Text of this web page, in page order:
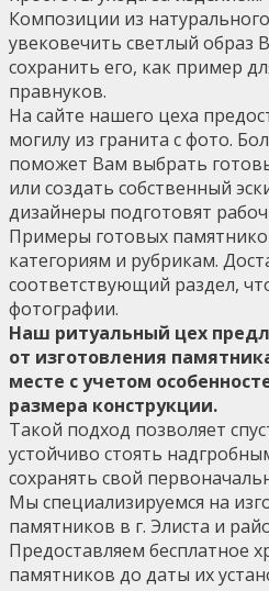
Композиции из
увековечить светлый образ
сохранить его, как пример
правнуков.
На сайте нашего цеха
могилу из гранита с фото.
поможет Вам выбрать
или создать собственный
дизайнеры подготовят
Примеры готовых
категориям и рубрикам.
соответствующий раздел,
фотографии.
Наш ритуальный цех
от изготовления
месте с учетом
размера конструкции.
Такой подход позволяет
устойчиво стоять
сохранять свой
Мы специализируемся на
памятников в г. Элиста и
Предоставляем бесплатное
памятников до даты их